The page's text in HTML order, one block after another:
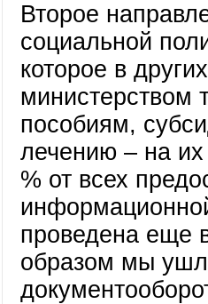
Второе
социальной
которое в
министерством
пособиям,
лечению – на
% от всех
проведена еще
образом мы